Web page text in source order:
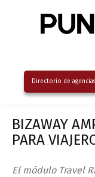
Directorio de
BIZAWAY
PARA
El módulo Travel